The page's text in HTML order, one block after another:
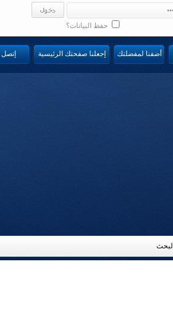
حفظ البيانات؟
أضفنا لمفضلتك إجعلنا صفحتك الرئيسية إتصل
البحث